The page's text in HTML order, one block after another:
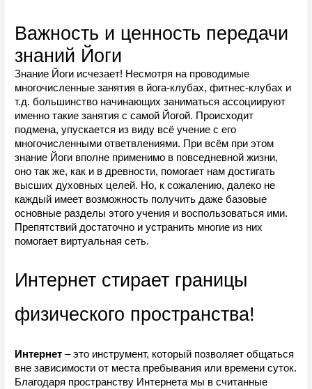
Важность и ценность передачи
знаний Йоги
Знание Йоги исчезает! Несмотря на проводимые
многочисленные занятия в йога-клубах, фитнес-клубах и
т.д. большинство начинающих заниматься ассоциируют
именно такие занятия с самой Йогой. Происходит
подмена, упускается из виду всё учение с его
многочисленными ответвлениями. При всём при этом
знание Йоги вполне применимо в повседневной жизни,
оно так же, как и в древности, помогает нам достигать
высших духовных целей. Но, к сожалению, далеко не
каждый имеет возможность получить даже базовые
основные разделы этого учения и воспользоваться ими.
Препятствий достаточно и устранить многие из них
помогает виртуальная сеть.
Интернет стирает границы
физического пространства!
Интернет – это инструмент, который позволяет общаться
вне зависимости от места пребывания или времени суток.
Благодаря пространству Интернета мы в считанные